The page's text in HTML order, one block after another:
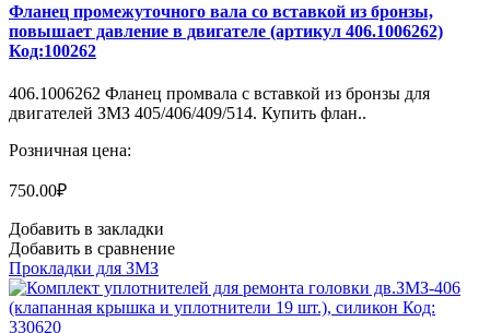
Фланец промежуточного вала со вставкой из бронзы,
повышает давление в двигателе (артикул 406.1006262)
Код:100262
406.1006262 Фланец промвала с вставкой из бронзы для
двигателей ЗМЗ 405/406/409/514. Купить флан..
Розничная цена:
750.00₽
Добавить в закладки
Добавить в сравнение
Прокладки для ЗМЗ